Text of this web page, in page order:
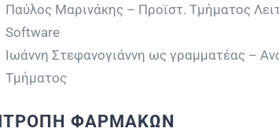
Παύλος Μαρινάκης – Προϊστ. Τμήματος
Software
Ιωάννη Στεφανογιάννη ως γραμματέας –
Τμήματος
ΦΑΡΜΑΚΩΝ